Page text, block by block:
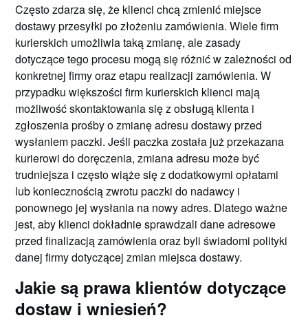
Często zdarza się, że klienci chcą zmienić miejsce
dostawy przesyłki po złożeniu zamówienia. Wiele firm
kurierskich umożliwia taką zmianę, ale zasady
dotyczące tego procesu mogą się różnić w zależności od
konkretnej firmy oraz etapu realizacji zamówienia. W
przypadku większości firm kurierskich klienci mają
możliwość skontaktowania się z obsługą klienta i
zgłoszenia prośby o zmianę adresu dostawy przed
wysłaniem paczki. Jeśli paczka została już przekazana
kurierowi do doręczenia, zmiana adresu może być
trudniejsza i często wiąże się z dodatkowymi opłatami
lub koniecznością zwrotu paczki do nadawcy i
ponownego jej wysłania na nowy adres. Dlatego ważne
jest, aby klienci dokładnie sprawdzali dane adresowe
przed finalizacją zamówienia oraz byli świadomi polityki
danej firmy dotyczącej zmian miejsca dostawy.
Jakie są prawa klientów dotyczące
dostaw i wniesień?